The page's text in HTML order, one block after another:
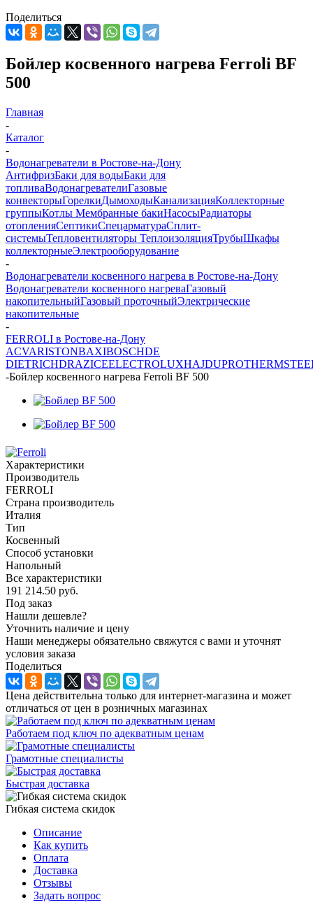
Поделиться
Бойлер косвенного нагрева Ferroli BF
500
Главная
-
Каталог
-
Водонагреватели в Ростове-на-Дону
АнтифризБаки для водыБаки для
топливаВодонагревателиГазовые
конвекторыГорелкиДымоходыКанализацияКоллекторные
группыКотлы Мембранные бакиНасосыРадиаторы
отопленияСептикиСпецарматураСплит-
системыТепловентиляторы ТеплоизоляцияТрубыШкафы
коллекторныеЭлектрооборудование
-
Водонагреватели косвенного нагрева в Ростове-на-Дону
Водонагреватели косвенного нагреваГазовый
накопительныйГазовый проточныйЭлектрические
накопительные
-
FERROLI в Ростове-на-Дону
ACVARISTONBAXIBOSCHDE
DIETRICHDRAZICEELECTROLUXHAJDUPROTHERM
-Бойлер косвенного нагрева Ferroli BF 500
Характеристики
Производитель
FERROLI
Страна производитель
Италия
Тип
Косвенный
Способ установки
Напольный
Все характеристики
191 214.50 руб.
Под заказ
Нашли дешевле?
Уточнить наличие и цену
Наши менеджеры обязательно свяжутся с вами и уточнят
условия заказа
Поделиться
Цена действительна только для интернет-магазина и может
отличаться от цен в розничных магазинах
Работаем под ключ по адекватным ценам
Грамотные специалисты
Быстрая доставка
Гибкая система скидок
Описание
Как купить
Оплата
Доставка
Отзывы
Задать вопрос